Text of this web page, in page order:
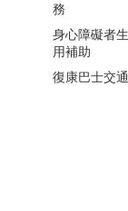
務
身心障礙者
用補助
復康巴士交